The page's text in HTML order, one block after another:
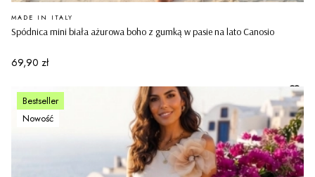
Spódnica mini biała ażurowa boho z gumką w pasie na lato Canosio
PRODUCENT
MADE IN ITALY
Cena
69,90 zł
Bestseller
Nowość